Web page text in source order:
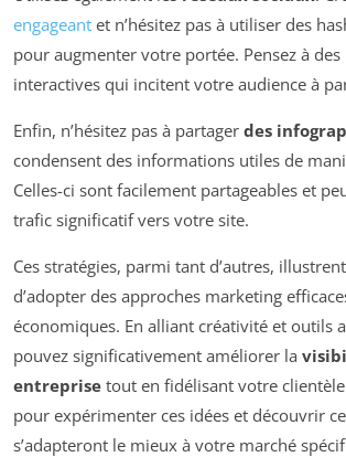
engageant et n’hésitez pas à utiliser des
pour augmenter votre portée. Pensez à
interactives qui incitent votre audience à
Enfin, n’hésitez pas à partager des
condensent des informations utiles de
Celles-ci sont facilement partageables et
trafic significatif vers votre site.
Ces stratégies, parmi tant d’autres,
d’adopter des approches marketing
économiques. En alliant créativité et outils
pouvez significativement améliorer la
entreprise tout en fidélisant votre
pour expérimenter ces idées et découvrir
s’adapteront le mieux à votre marché